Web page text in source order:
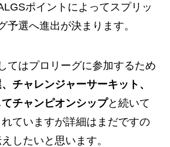
ポイントによってスプリッ
予選へ進出が決まります。
てはプロリーグに参加するため
チャレンジャーサーキット、
チャンピオンシップと続いて
ていますが詳細はまだですの
したいと思います。